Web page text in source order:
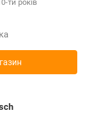
ти років